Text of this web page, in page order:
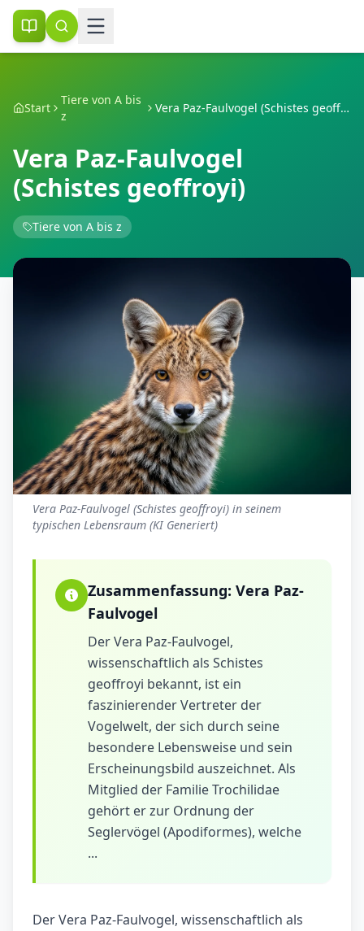
Start
Tiere von A bis
z
Vera Paz-Faulvogel (Schistes geoffroyi)
Vera Paz-Faulvogel
(Schistes geoffroyi)
Tiere von A bis z
Vera Paz-Faulvogel (Schistes geoffroyi) in seinem
typischen Lebensraum (KI Generiert)
Zusammenfassung: Vera Paz-
Faulvogel
Der Vera Paz-Faulvogel,
wissenschaftlich als Schistes
geoffroyi bekannt, ist ein
faszinierender Vertreter der
Vogelwelt, der sich durch seine
besondere Lebensweise und sein
Erscheinungsbild auszeichnet. Als
Mitglied der Familie Trochilidae
gehört er zur Ordnung der
Seglervögel (Apodiformes), welche
...
Der Vera Paz-Faulvogel, wissenschaftlich als